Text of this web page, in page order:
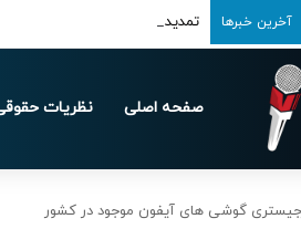
آخرین خبرها تمدید مهلت ارسال اظهارنامه‌های
صفحه اصلی نظریات
گوشی های آیفون موجود در کشور